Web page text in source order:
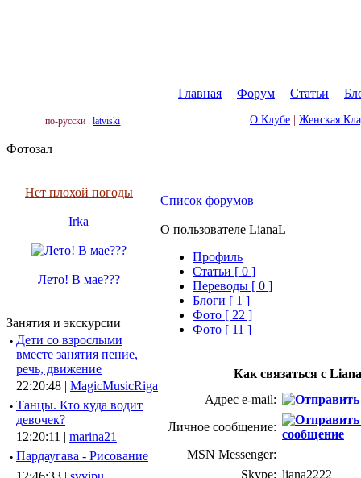
Главная Форум Статьи
по-русски latviski О Клубе Женская
Фотозал
Нет плохой погоды
Irka
Лето! В мае???
Занятия и экскурсии
· Дети со взрослыми
вместе занятия пение,
речь, движение
22:20:48 | MagicMusicRiga
· Танцы. Кто куда водит
девочек?
12:20:11 | marina21
· Пардаугава - Рисование
Список форумов
О пользователе LianaL
Профиль
Cтатьи [ 0 ]
Переводы [ 0 ]
Блоги [ 1 ]
Фото [ 22 ]
Фото [ 11 ]
Как связаться с
Адрес e-mail:
Личное сообщение:
MSN Messenger:
Skype: liana2222